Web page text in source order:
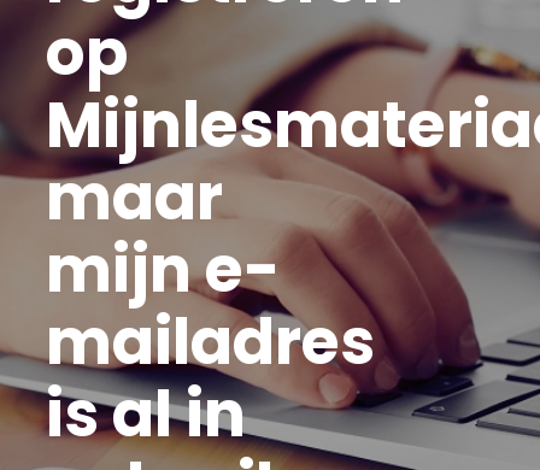
op
maar
mijn e-
mailadres
is al in